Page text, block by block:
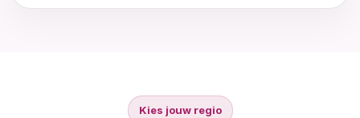
Kies jouw regio